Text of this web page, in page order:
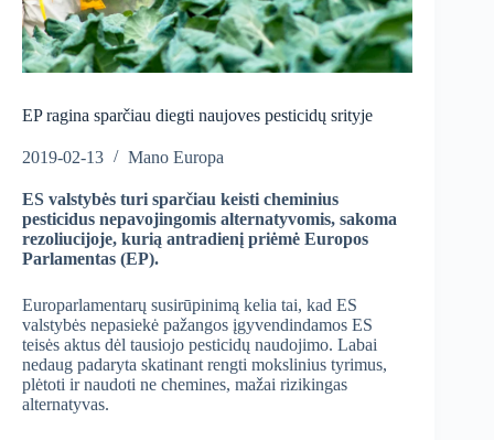
EP ragina sparčiau diegti naujoves pesticidų srityje
2019-02-13 Mano Europa
ES valstybės turi sparčiau keisti cheminius
pesticidus nepavojingomis alternatyvomis, sakoma
rezoliucijoje, kurią antradienį priėmė Europos
Parlamentas (EP).
Europarlamentarų susirūpinimą kelia tai, kad ES
valstybės nepasiekė pažangos įgyvendindamos ES
teisės aktus dėl tausiojo pesticidų naudojimo. Labai
nedaug padaryta skatinant rengti mokslinius tyrimus,
plėtoti ir naudoti ne chemines, mažai rizikingas
alternatyvas.